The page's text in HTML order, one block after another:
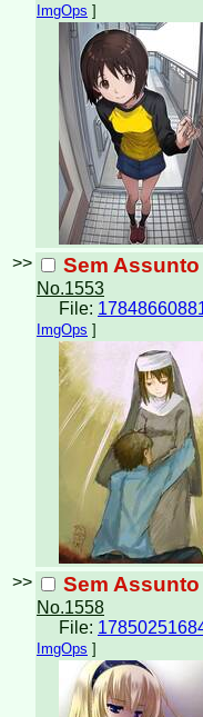
ImgOps ]
>> Sem Assunto
No.1553
File:
ImgOps ]
>> Sem Assunto
No.1558
File:
ImgOps ]